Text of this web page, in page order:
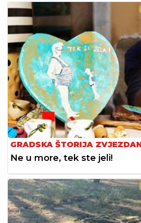
GRADSKA ŠTORIJA
Ne u more, tek ste jeli!